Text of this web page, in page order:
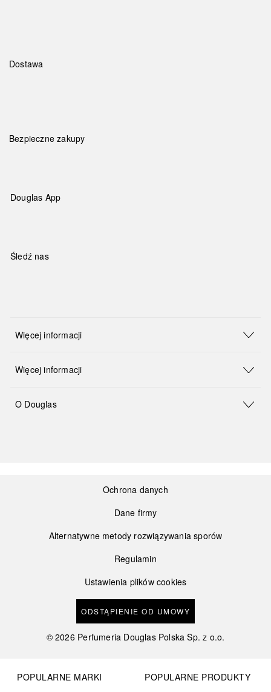
Dostawa
Bezpieczne zakupy
Douglas App
Śledź nas
Więcej informacji
Więcej informacji
O Douglas
Ochrona danych
Dane firmy
Alternatywne metody rozwiązywania sporów
Regulamin
Ustawienia plików cookies
ODSTĄPIENIE OD UMOWY
©2026 Perfumeria Douglas Polska Sp. z o.o.
POPULARNE MARKI
POPULARNE PRODUKTY